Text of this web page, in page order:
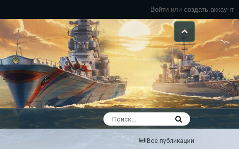
Войти или создать аккаунт
Все публикации